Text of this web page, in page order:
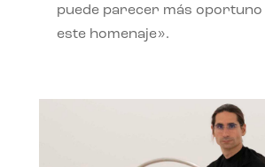
puede parecer más oportuno
este homenaje».